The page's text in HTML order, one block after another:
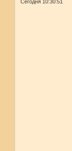
Сегодня 10:30:51